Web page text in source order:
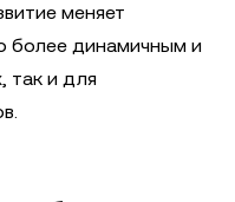
меняет
более динамичным и
так и для